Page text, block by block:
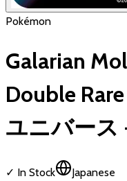
Pokémon
Galarian
Double
ユニバース
✓ In Stock
Japanese